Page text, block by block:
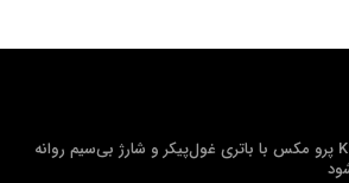
ردمی K100 پرو مکس با باتری غول‌پیکر و شارژ بی‌سیم روانه